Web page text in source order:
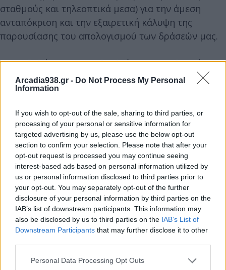
Arcadia938.gr - Do Not Process My Personal
Information
If you wish to opt-out of the sale, sharing to third parties, or
processing of your personal or sensitive information for
targeted advertising by us, please use the below opt-out
section to confirm your selection. Please note that after your
opt-out request is processed you may continue seeing
interest-based ads based on personal information utilized by
us or personal information disclosed to third parties prior to
your opt-out. You may separately opt-out of the further
disclosure of your personal information by third parties on the
IAB’s list of downstream participants. This information may
also be disclosed by us to third parties on the IAB’s List of
Downstream Participants that may further disclose it to other
Personal Data Processing Opt Outs
σταθμούς και τηλεοπτικά μεσα) για την άμεση
ανταπόκριση και την εξαιρετική κάλυψη της
παρουσίασης του απολογισμού των δράσεών μας.
Η προβολή των πρωτοβουλιών μας αναδεικνύει το
έργο που επιτελείται στο σχολείο μας. Η στήριξή
σας ενισχύει τον θεσμό της συνεργασίας μεταξύ
Με τη δική σας συμβολή, το μήνυμα για τη συνεχή
αναβάθμιση της σχολικής καθημερινότητας των
παιδιών μας φτάνει σε κάθε πολίτη της Τρίπολης.
Σας ευχαριστούμε που είστε αρωγοί στην
προσπάθειά μας και προσβλέπουμε στη συνέχιση
αυτής της γόνιμης συνεργασίας στο μέλλον.
Με εκτίμηση
8ο Δημοτικό Σχολείο Τρίπολης